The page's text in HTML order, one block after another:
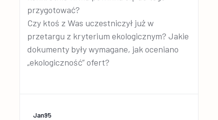
przygotować?
Czy ktoś z Was uczestniczył już w
przetargu z kryterium ekologicznym? Jakie
dokumenty były wymagane, jak oceniano
„ekologiczność” ofert?
Jan95